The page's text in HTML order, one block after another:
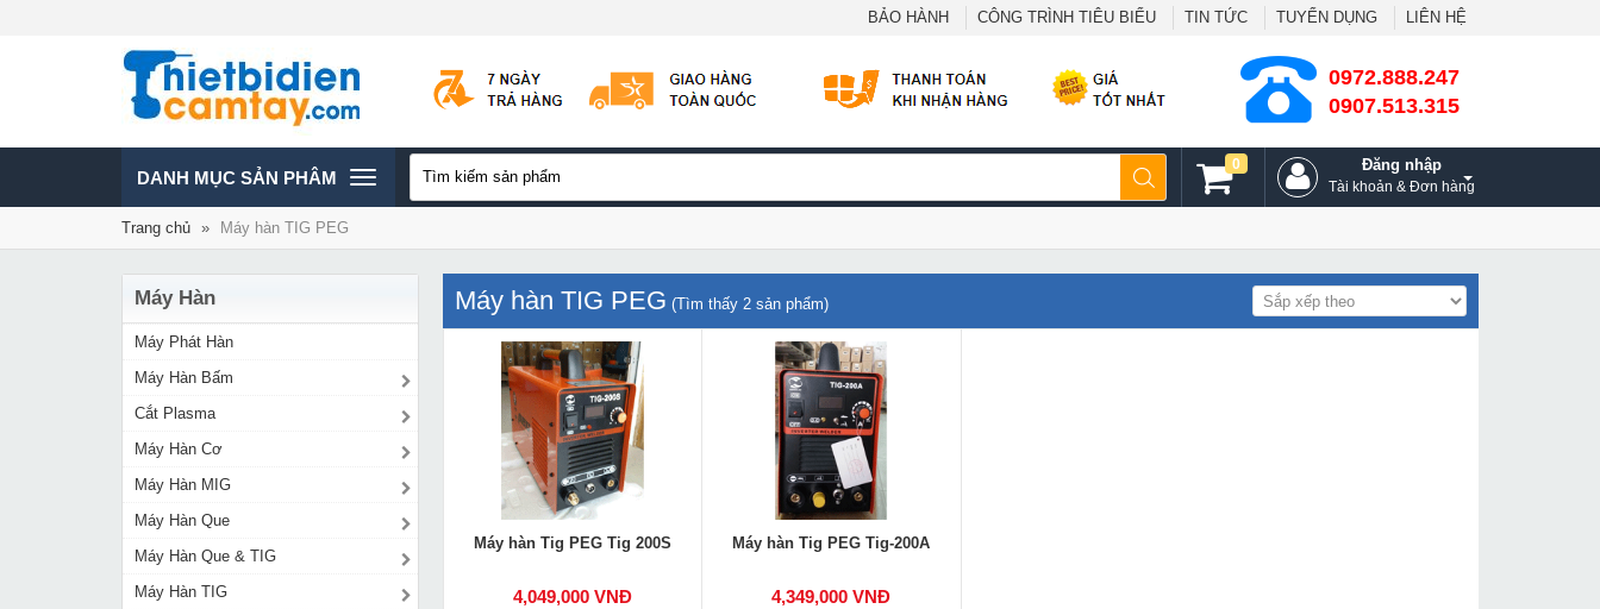
BẢO HÀNH CÔNG TRÌNH TIÊU BIỂU TIN TỨC TUYỂN DỤNG LIÊN HỆ
0972.888.247
0907.513.315
Đăng nhập
Tài khoản & Đơn hàng
0
TOGGLE
NAVIGATION
DANH MỤC SẢN PHÂM
Trang chủ » Máy hàn TIG PEG
Máy hàn TIG PEG (Tìm thấy 2 sản phẩm)
Máy hàn Tig PEG Tig 200S
4,049,000 VNĐ
Máy hàn Tig PEG Tig-200A
4,349,000 VNĐ
Máy Hàn
Máy Phát Hàn
Máy Hàn Bấm
Cắt Plasma
Máy Hàn Cơ
Máy Hàn MIG
Máy Hàn Que
Máy Hàn Que & TIG
Máy Hàn TIG